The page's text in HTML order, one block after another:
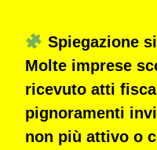
Spiegazione
Molte imprese
ricevuto atti
pignoramenti
non più attivo o